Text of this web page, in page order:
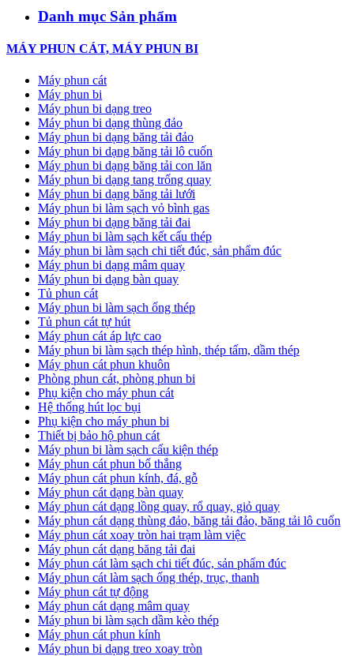
Danh mục Sản phẩm
MÁY PHUN CÁT, MÁY PHUN BI
Máy phun cát
Máy phun bi
Máy phun bi dạng treo
Máy phun bi dạng thùng đảo
Máy phun bi dạng băng tải đảo
Máy phun bi dạng băng tải lô cuốn
Máy phun bi dạng băng tải con lăn
Máy phun bi dạng tang trống quay
Máy phun bi dạng băng tải lưới
Máy phun bi làm sạch vỏ bình gas
Máy phun bi dạng băng tải đai
Máy phun bi làm sạch kết cấu thép
Máy phun bi làm sạch chi tiết đúc, sản phẩm đúc
Máy phun bi dạng mâm quay
Máy phun bi dạng bàn quay
Tủ phun cát
Máy phun bi làm sạch ống thép
Tủ phun cát tự hút
Máy phun cát áp lực cao
Máy phun bi làm sạch thép hình, thép tấm, dầm thép
Máy phun cát phun khuôn
Phòng phun cát, phòng phun bi
Phụ kiện cho máy phun cát
Hệ thống hút lọc bụi
Phụ kiện cho máy phun bi
Thiết bị bảo hộ phun cát
Máy phun bi làm sạch cấu kiện thép
Máy phun cát phun bố thắng
Máy phun cát phun kính, đá, gỗ
Máy phun cát dạng bàn quay
Máy phun cát dạng lồng quay, rổ quay, giỏ quay
Máy phun cát dạng thùng đảo, băng tải đảo, băng tải lô cuốn
Máy phun cát xoay tròn hai trạm làm việc
Máy phun cát dạng băng tải đai
​Máy phun cát làm sạch chi tiết đúc, sản phẩm đúc
Máy phun cát làm sạch ống thép, trục, thanh
Máy phun cát tự động
​Máy phun cát dạng mâm quay
Máy phun bi làm sạch dầm kèo thép
Máy phun cát phun kính
Máy phun bi dạng treo xoay tròn